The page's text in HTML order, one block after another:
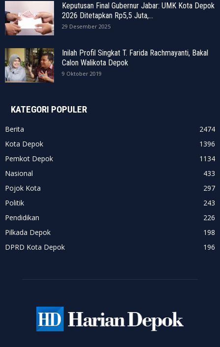
Keputusan Final Gubernur Jabar: UMK Kota Depok
2026 Ditetapkan Rp5,5 Juta,...
29 Desember 2025
Inilah Profil Singkat T. Farida Rachmayanti, Bakal
Calon Walikota Depok
9 Oktober 2019
KATEGORI POPULER
Berita
2474
Kota Depok
1396
Pemkot Depok
1134
Nasional
433
Pojok Kota
297
Politik
243
Pendidikan
226
Pilkada Depok
198
DPRD Kota Depok
196